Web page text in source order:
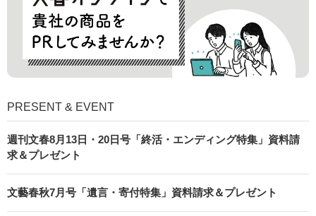
PRESENT & EVENT
週刊文春8月13日・20日号「終活・エンディング特集」資料請
求＆プレゼント
文藝春秋7月号「遺言・寄付特集」資料請求＆プレゼント